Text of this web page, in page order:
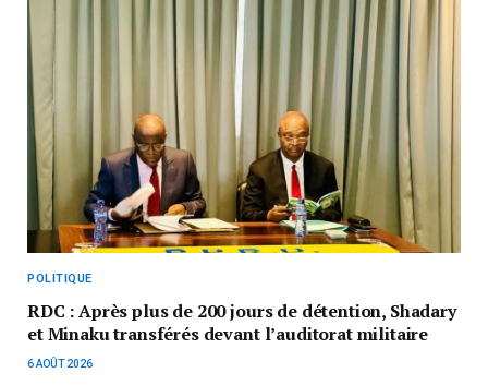
POLITIQUE
RDC : Après plus de 200 jours de détention, Shadary
et Minaku transférés devant l’auditorat militaire
6 AOÛT 2026